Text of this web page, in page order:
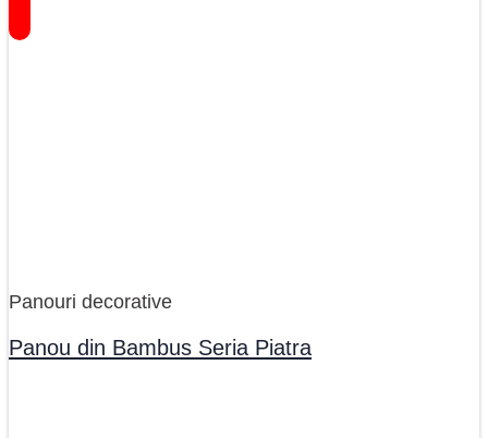
Panouri decorative
Panou din Bambus Seria Piatra